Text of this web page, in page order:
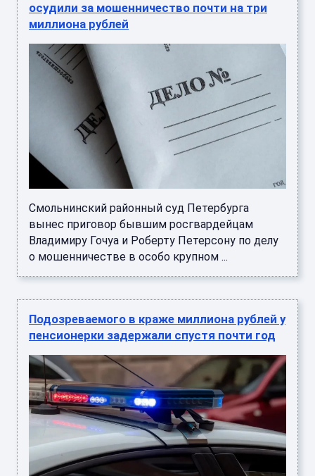
осудили за мошенничество почти на три
миллиона рублей
Смольнинский районный суд Петербурга
вынес приговор бывшим росгвардейцам
Владимиру Гочуа и Роберту Петерсону по делу
о мошенничестве в особо крупном ...
Подозреваемого в краже миллиона рублей у
пенсионерки задержали спустя почти год